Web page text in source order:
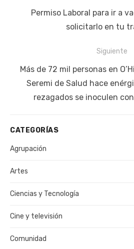
Publicación
Permiso Laboral para ir a
solicitarlo en tu
Siguiente
Siguiente
publicación:
Más de 72 mil personas en
Seremi de Salud hace
rezagados se inoculen
CATEGORÍAS
Agrupación
Artes
Ciencias y Tecnología
Cine y televisión
Comunidad